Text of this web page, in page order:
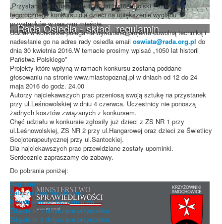
Rada Osiedla - skład, regulamin
„Przystanek jak malowany 1050 lat historii Polski „ to temat
tegorocznego konkursu dla dzieci na upiększenie wyglądu
przystanków w naszym mieście.
Udział w konkursie polega na wykonaniu projektu dowolną techniką i
nadesłanie go na adres rady osiedla email oswiata@rada.org.pl do
dnia 30 kwietnia 2016.W temacie prosimy wpisać „1050 lat historii
Państwa Polskiego”
Projekty które wpłyną w ramach konkursu zostaną poddane
głosowaniu na stronie www.miastopoznaj.pl w dniach od 12 do 24
maja 2016 do godz. 24.00
Autorzy najciekawszych prac przeniosą swoją sztukę na przystanek
przy ul.Leśnowolskiej w dniu 4 czerwca. Uczestnicy nie ponoszą
żadnych kosztów związanych z konkursem.
Chęć udziału w konkursie zgłosiły już dzieci z ZS NR 1 przy
ul.Leśnowolskiej, ZS NR 2 przy ul.Hangarowej oraz dzieci ze Świetlicy
Socjoterapeutycznej przy ul.Santockiej.
Dla najciekawszych prac przewidziane zostały upominki.
Serdecznie zapraszamy do zabawy.
Do pobrania poniżej:
Regulamin
Załącznik do Regulaminu
Kwestionariusz Uczestnictwa
Zdjęcie nr 1 dotyczące przystanku
Zdjęcie nr 2 dotyczące przystanku